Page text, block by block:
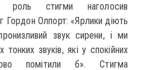
стигми наголосив
Гордон Олпорт: «Ярлики діють
звук сирени, і ми
звуків, які у спокійних
помітили б». Стигма